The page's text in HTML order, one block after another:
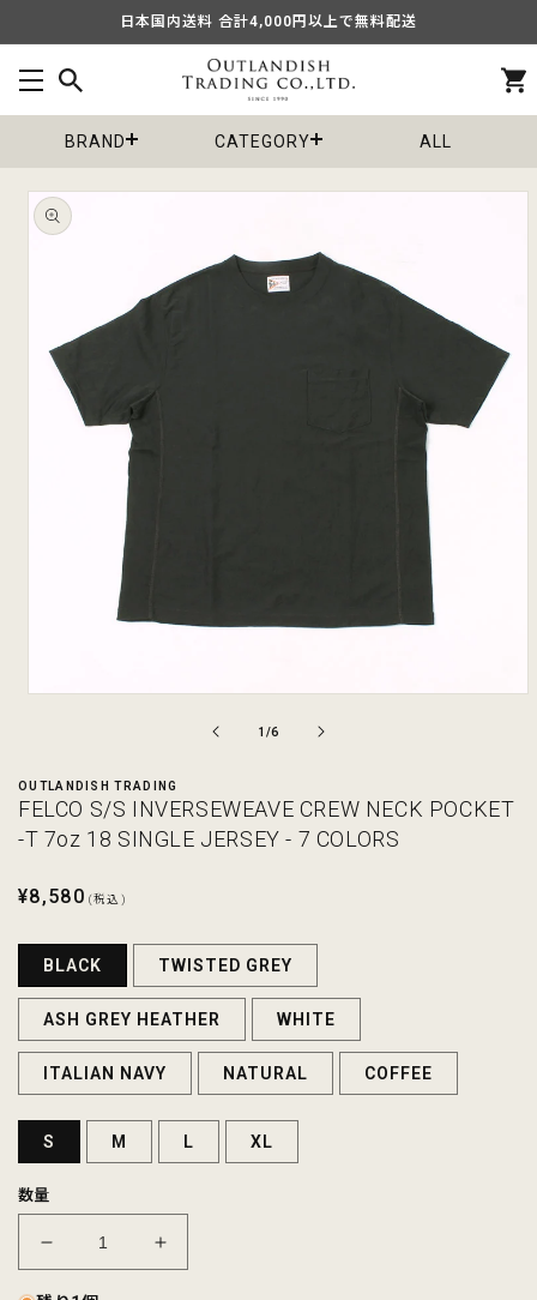
進む
日本国内送料 合計4,000円以上で無料配送
カ
ー
BRAND
CATEGORY ALL
商品情
報にス
キップ
で
メ
デ
(1)
1 /の
6
OUTLANDISH TRADING
FELCO S/S INVERSEWEAVE CREW NECK POCKET
-T 7oz 18 SINGLE JERSEY - 7 COLORS
通
格
¥8,580 (税込)
BLACK TWISTED GREY
ASH GREY HEATHER WHITE
ITALIAN NAVY NATURAL COFFEE
S M L XL
数量
FELCO
S/S
FELCO
S/S